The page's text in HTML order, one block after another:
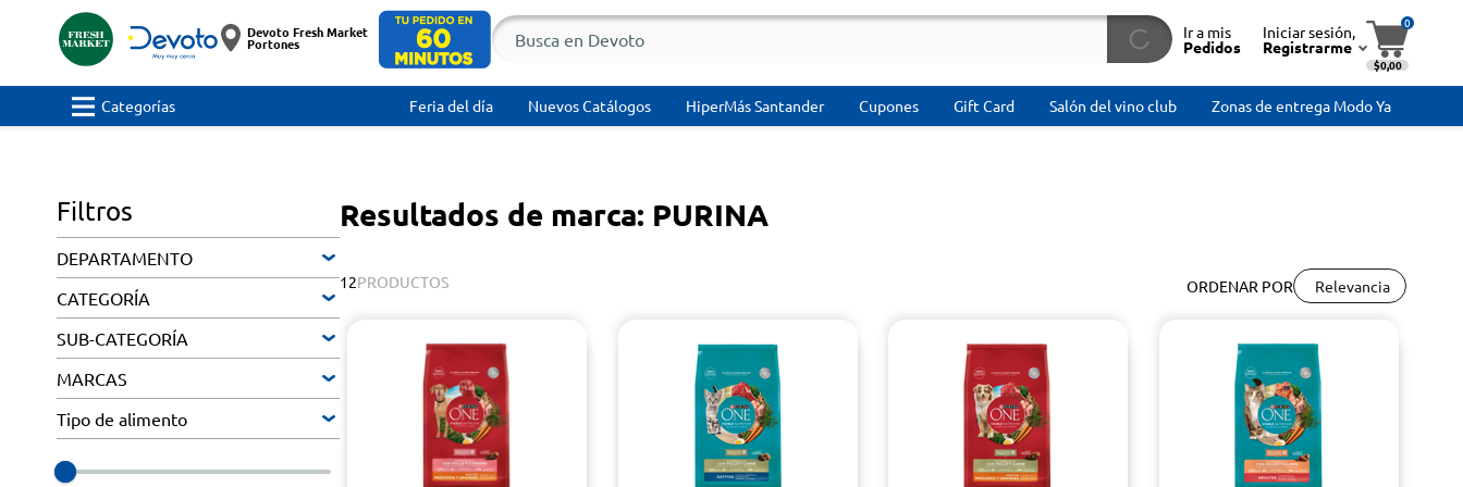
Devoto Fresh Market
Portones
Ir a mis
Pedidos
Iniciar sesión,
Registrarme
0
$0,00
Categorías Feria del día Nuevos Catálogos HiperMás Santander Cupones Gift Card Salón del vino club Zonas de entrega Modo Ya
Filtros
DEPARTAMENTO
CATEGORÍA
SUB-CATEGORÍA
MARCAS
Tipo de alimento
Resultados de marca: PURINA
ORDENAR POR Relevancia
12PRODUCTOS